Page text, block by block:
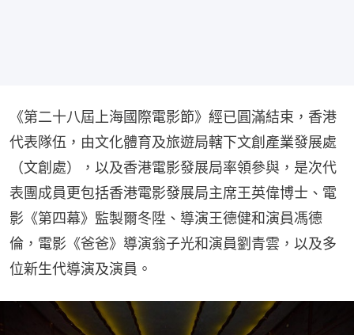
《第二十八屆上海國際電影節》經已圓滿結束，香港
代表隊伍，由文化體育及旅遊局轄下文創產業發展處
（文創處），以及香港電影發展局率領參與，是次代
表團成員更包括香港電影發展局主席王英偉博士、電
影《第四幕》監製爾冬陞、導演王德健和演員馮德
倫，電影《爸爸》導演翁子光和演員劉青雲，以及多
位新生代導演及演員。